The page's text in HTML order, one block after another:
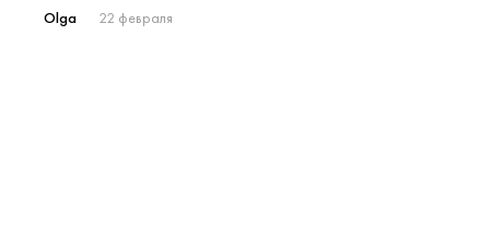
Звезды
Olga 22 февраля